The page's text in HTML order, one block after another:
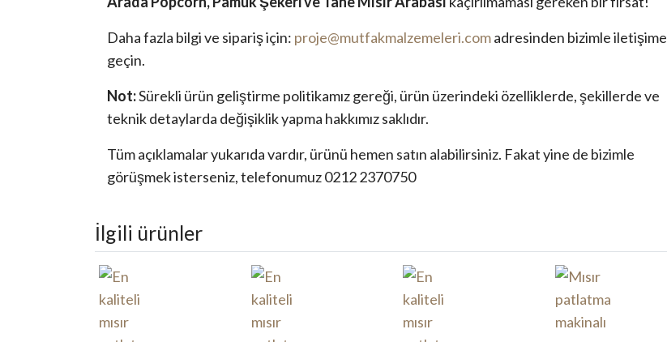
Daha fazla bilgi ve sipariş için: proje@mutfakmalzemeleri.comadresinden bizimle iletişime
geçin.
Not:Sürekli ürün geliştirme politikamız gereği, ürün üzerindeki özelliklerde, şekillerde ve
teknik detaylarda değişiklik yapma hakkımız saklıdır.
Tüm açıklamalar yukarıda vardır, ürünü hemen satın alabilirsiniz. Fakat yine de bizimle
görüşmek isterseniz, telefonumuz 0212 2370750
İlgili ürünler